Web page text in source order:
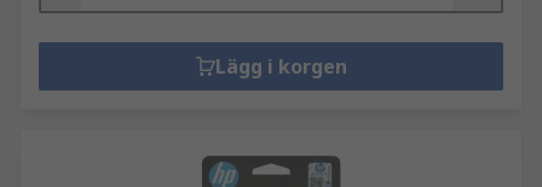
Lägg i korgen